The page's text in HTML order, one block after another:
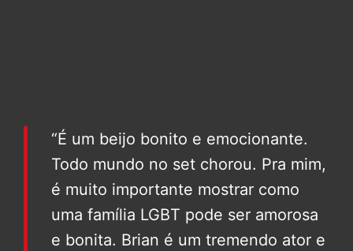
“É um beijo bonito e emocionante.
Todo mundo no set chorou. Pra mim,
é muito importante mostrar como
uma família LGBT pode ser amorosa
e bonita. Brian é um tremendo ator e